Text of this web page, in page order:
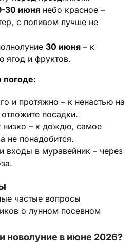
30 июня небо красное –
с поливом лучше не
30 июня – к
и фруктов.
и протяжно – к ненастью на
посадки.
низко – к дождю, самое
не понадобится.
входы в муравейник – через
частые вопросы
о лунном посевном
новолуние в июне 2026?